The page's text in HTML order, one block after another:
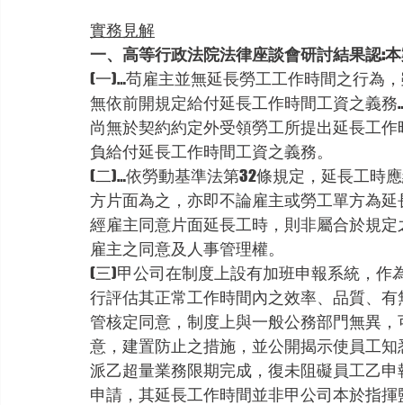
實務見解
一、高等行政法院法律座談會研討結果認:
(一)…苟雇主並無延長勞工工作時間之行為
無依前開規定給付延長工作時間工資之義
尚無於契約約定外受領勞工所提出延長工
負給付延長工作時間工資之義務。
(二)…依勞動基準法第32條規定，延長工時
方片面為之，亦即不論雇主或勞工單方為
經雇主同意片面延長工時，則非屬合於規
雇主之同意及人事管理權。
(三)甲公司在制度上設有加班申報系統，作
行評估其正常工作時間內之效率、品質、
管核定同意，制度上與一般公務部門無異
意，建置防止之措施，並公開揭示使員工
派乙超量業務限期完成，復未阻礙員工乙
申請，其延長工作時間並非甲公司本於指